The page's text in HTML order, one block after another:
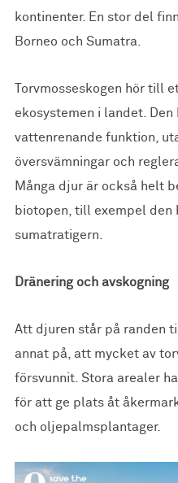
kontinenter. En stor del
Borneo och Sumatra.
Torvmosseskogen hör till
ekosystemen i landet. Den
vattenrenande funktion,
översvämningar och
Många djur är också helt
biotopen, till exempel den
sumatratigern.
Dränering och avskogning
Att djuren står på randen
annat på, att mycket av
försvunnit. Stora arealer
för att ge plats åt
och oljepalmsplantager.